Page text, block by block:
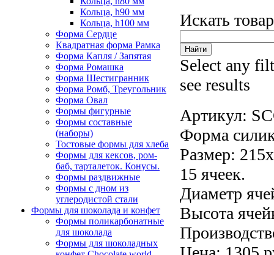
Кольца, h90 мм
Кольца, h100 мм
Форма Сердце
Квадратная форма Рамка
Форма Капля / Запятая
Форма Ромашка
Форма Шестигранник
Форма Ромб, Треугольник
Форма Овал
Формы фигурные
Формы составные
(наборы)
Тостовые формы для хлеба
Формы для кексов, ром-
баб, тарталеток. Конусы.
Формы раздвижные
Формы с дном из
углеродистой стали
Формы для шоколада и конфет
Формы поликарбонатные
для шоколада
Формы для шоколадных
Искать
Select any
see results
Артикул:
Форма
Размер:
15 ячеек.
Диаметр
Высота